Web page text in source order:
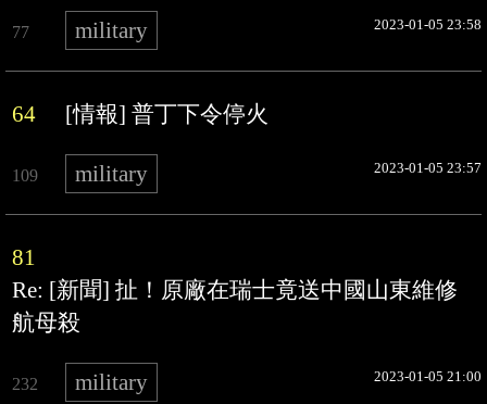
77 military 2023-01-05 23:58
64 [情報] 普丁下令停火
109 military 2023-01-05 23:57
81
Re: [新聞] 扯！原廠在瑞士竟送中國山東維修
航母殺
232 military 2023-01-05 21:00